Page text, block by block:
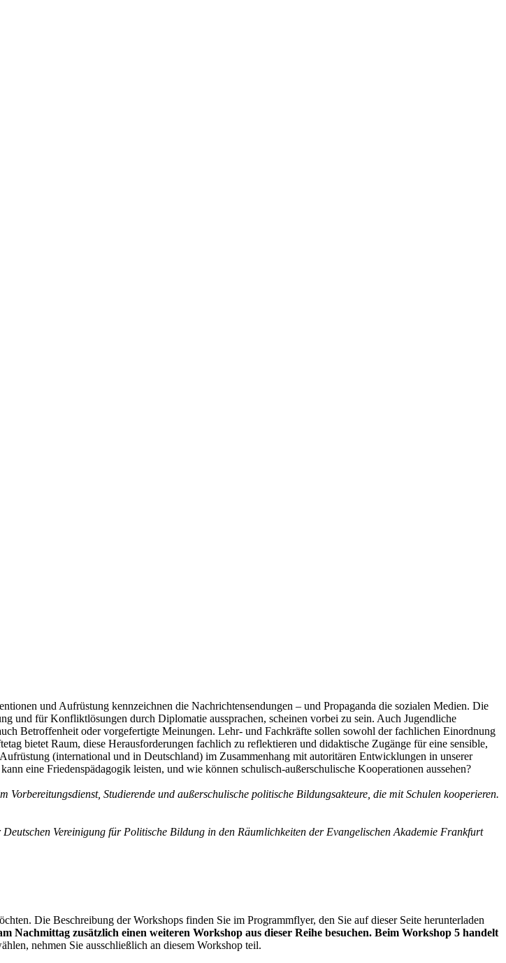
und Aufrüstung kennzeichnen die Nachrichtensendungen – und Propaganda die sozialen Medien. Die
und für Konfliktlösungen durch Diplomatie aussprachen, scheinen vorbei zu sein. Auch Jugendliche
Betroffenheit oder vorgefertigte Meinungen. Lehr- und Fachkräfte sollen sowohl der fachlichen Einordnung
bietet Raum, diese Herausforderungen fachlich zu reflektieren und didaktische Zugänge für eine sensible,
(international und in Deutschland) im Zusammenhang mit autoritären Entwicklungen in unserer
eine Friedenspädagogik leisten, und wie können schulisch-außerschulische Kooperationen aussehen?
­Studierende und außerschulische politische Bildungsakteure, die mit Schulen kooperieren.
Vereinigung für Politische Bildung in den Räumlichkeiten der Evangelischen Akademie Frankfurt
Die Beschreibung der Workshops finden Sie im Programmflyer, den Sie auf dieser Seite herunterladen
Nachmittag zusätzlich einen weiteren Workshop aus dieser Reihe besuchen. Beim Workshop 5 handelt
nehmen Sie ausschließlich an diesem Workshop teil.